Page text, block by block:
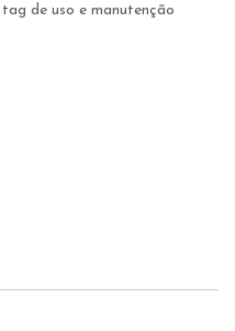
de uso e manutenção